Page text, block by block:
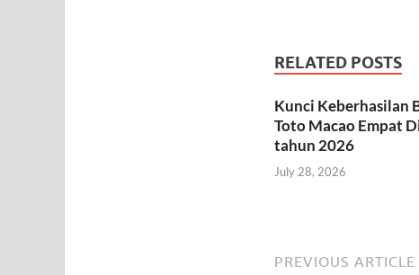
RELATED POSTS
Kunci Keberhasilan
Toto Macao Empat
tahun 2026
July 28, 2026
PREVIOUS ARTICLE